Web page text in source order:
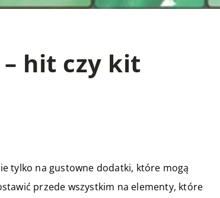
hit czy kit
tylko na gustowne dodatki, które mogą
przede wszystkim na elementy, które